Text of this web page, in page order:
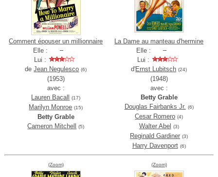
Comment épouser un millionnaire
Elle :
Lui :
deJean Negulesco (6)
(1953)
avec :
Lauren Bacall
(17)
Marilyn Monroe (15)
Betty Grable
Cameron Mitchell
(5)
La Dame au manteau d'hermine
Elle :
Lui :
d'Ernst Lubitsch (24)
(1948)
avec :
Betty Grable
Douglas Fairbanks Jr. (6)
Cesar Romero (4)
Walter Abel (3)
Reginald Gardiner (3)
Harry Davenport (6)
(Zoom) (Zoom)